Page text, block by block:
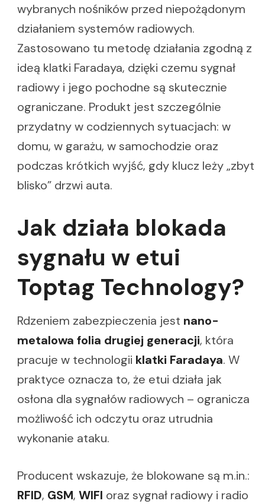
wybranych nośników przed niepożądonym
działaniem systemów radiowych.
Zastosowano tu metodę działania zgodną z
ideą klatki Faradaya, dzięki czemu sygnał
radiowy i jego pochodne są skutecznie
ograniczane. Produkt jest szczególnie
przydatny w codziennych sytuacjach: w
domu, w garażu, w samochodzie oraz
podczas krótkich wyjść, gdy klucz leży „zbyt
blisko” drzwi auta.
Jak działa blokada
sygnału w etui
Toptag Technology?
Rdzeniem zabezpieczenia jest nano-
metalowa folia drugiej generacji, która
pracuje w technologii klatki Faradaya. W
praktyce oznacza to, że etui działa jak
osłona dla sygnałów radiowych – ogranicza
możliwość ich odczytu oraz utrudnia
wykonanie ataku.
Producent wskazuje, że blokowane są m.in.:
RFID, GSM, WIFI oraz sygnał radiowy i radio